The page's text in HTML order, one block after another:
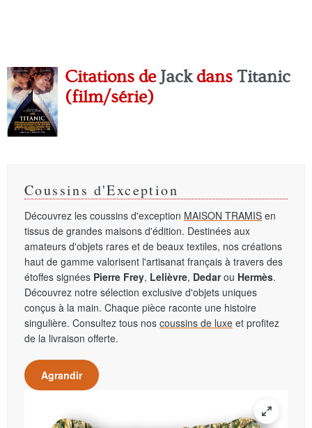
Citations deJackdansTitanic
(film/série)
Coussins d'Exception
Découvrez les coussins d'exception MAISON TRAMIS en
tissus de grandes maisons d'édition. Destinées aux
amateurs d'objets rares et de beaux textiles, nos créations
haut de gamme valorisent l'artisanat français à travers des
étoffes signées Pierre Frey, Lelièvre, Dedarou Hermès.
Découvrez notre sélection exclusive d'objets uniques
conçus à la main. Chaque pièce raconte une histoire
singulière. Consultez tous nos coussins de luxe et profitez
de la livraison offerte.
Agrandir